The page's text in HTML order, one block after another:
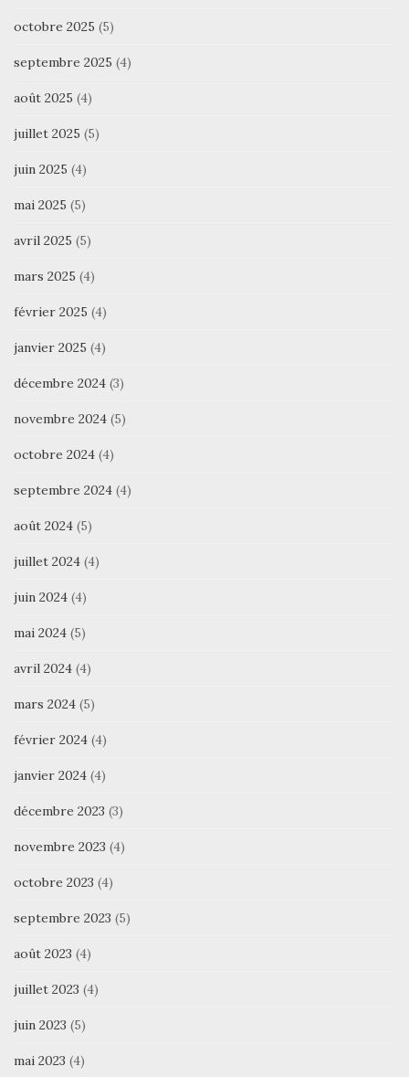
octobre 2025 (5)
septembre 2025 (4)
août 2025 (4)
juillet 2025 (5)
juin 2025 (4)
mai 2025 (5)
avril 2025 (5)
mars 2025 (4)
février 2025 (4)
janvier 2025 (4)
décembre 2024 (3)
novembre 2024 (5)
octobre 2024 (4)
septembre 2024 (4)
août 2024 (5)
juillet 2024 (4)
juin 2024 (4)
mai 2024 (5)
avril 2024 (4)
mars 2024 (5)
février 2024 (4)
janvier 2024 (4)
décembre 2023 (3)
novembre 2023 (4)
octobre 2023 (4)
septembre 2023 (5)
août 2023 (4)
juillet 2023 (4)
juin 2023 (5)
mai 2023 (4)